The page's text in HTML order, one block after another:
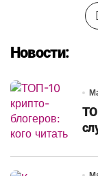
Новости: